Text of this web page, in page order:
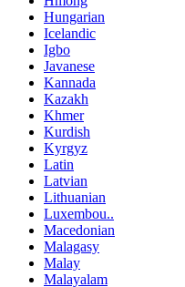
Hungarian
Icelandic
Igbo
Javanese
Kannada
Kazakh
Khmer
Kurdish
Kyrgyz
Latin
Latvian
Lithuanian
Luxembou..
Macedonian
Malagasy
Malay
Malayalam